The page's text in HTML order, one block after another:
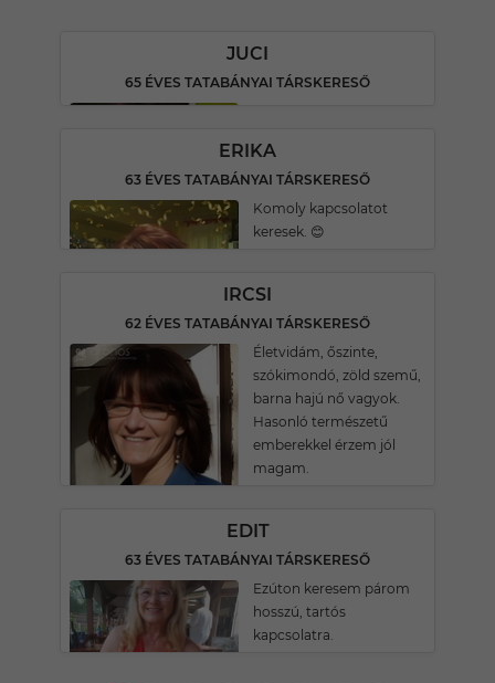
JUCI
65 ÉVES TATABÁNYAI TÁRSKERESŐ
ERIKA
63 ÉVES TATABÁNYAI TÁRSKERESŐ
Komoly kapcsolatot
keresek. 😊
IRCSI
62 ÉVES TATABÁNYAI TÁRSKERESŐ
Életvidám, őszinte,
szókimondó, zöld szemű,
barna hajú nő vagyok.
Hasonló természetű
emberekkel érzem jól
magam.
EDIT
63 ÉVES TATABÁNYAI TÁRSKERESŐ
Ezúton keresem párom
hosszú, tartós
kapcsolatra.